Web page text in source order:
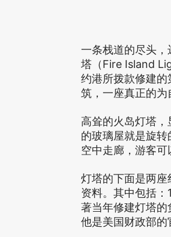
一条栈道的尽头
塔（ Fire Island
约港所拨款修建
筑，一座真正的为
高耸的火岛灯塔
的玻璃屋就是旋
空中走廊，游客可
灯塔的下面是两座
资料。其中包括：
著当年修建灯塔的
他是美国财政部